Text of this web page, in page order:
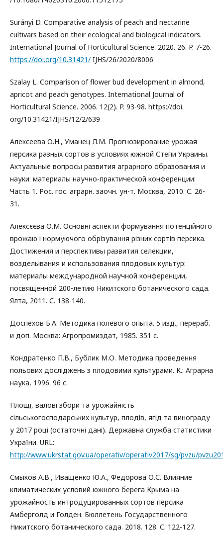
Surányi D. Comparative analysis of peach and nectarine
cultivars based on their ecological and biological indicators.
International Journal of Horticultural Science. 2020. 26. P. 7-26.
https://doi.org/10.31421/ IJHS/26/2020/8006
Szalay L. Comparison of flower bud development in almond,
apricot and peach genotypes. International Journal of
Horticultural Science. 2006. 12(2). P. 93-98. https://doi.
org/10.31421/IJHS/12/2/639
Алексеева О.Н., Уманец Л.М. Прогнозирование урожая
персика разных сортов в условиях южной Степи Украины.
Актуальные вопросы развития аграрного образования и
науки: материалы научно-практической конференции:
Часть 1. Рос. гос. аграрн. заочн. ун-т. Москва, 2010. С. 26-
31.
Алексєєва О.М. Основні аспекти формування потенційного
врожаю і нормуючого обрізування різних сортів персика.
Достижения и перспективы развития селекции,
возделывания и использования плодовых культур:
материалы международной научной конференции,
посвященной 200-летию Никитского ботанического сада.
Ялта, 2011. С. 138-140.
Доспехов Б.А. Методика полевого опыта. 5 изд., перераб.
и доп. Москва: Агропромиздат, 1985. 351 с.
Кондратенко П.В., Бублик М.О. Методика проведення
польових досліджень з плодовими культурами. К.: Аграрна
наука, 1996. 96 с.
Площі, валові збори та урожайність
сільськогосподарських культур, плодів, ягід та винограду
у 2017 році (остаточні дані). Державна служба статистики
України. URL:
http://www.ukrstat.gov.ua/operativ/operativ2017/sg/pvzu/
Смыков А.В., Иващенко Ю.А., Федорова О.С. Влияние
климатических условий южного берега Крыма на
урожайность интродуцированных сортов персика
Амберголд и Голден. Бюллетень Государственного
Никитского ботанического сада. 2018. 128. С. 122-127.